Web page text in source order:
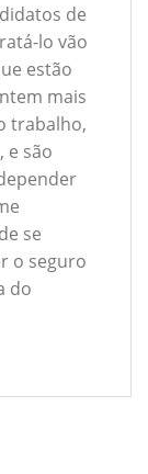
de
lo vão
estão
mais
trabalho,
e são
se
o seguro
do